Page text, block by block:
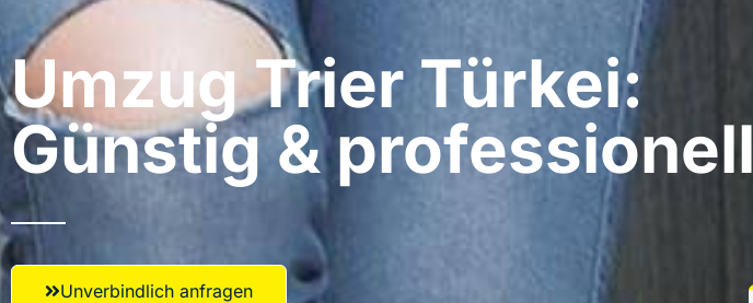
Umzug Trier​ Türkei:
Günstig & professionell​
Unverbindlich anfragen